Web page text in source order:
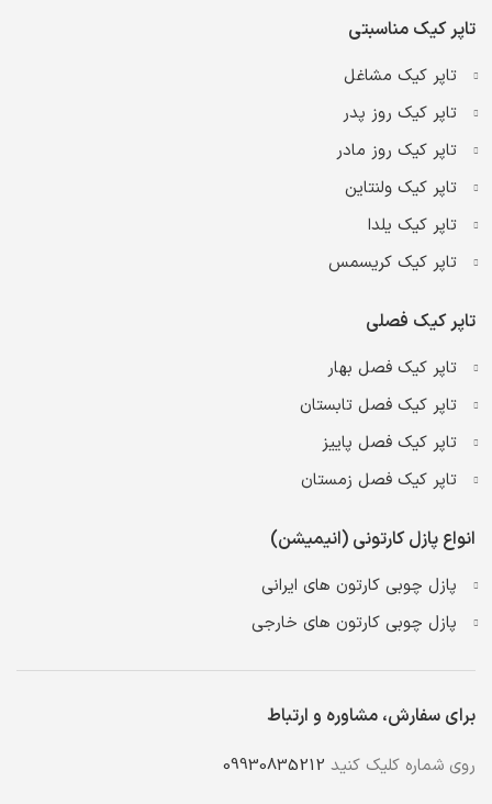
تاپر کیک مناسبتی
تاپر کیک مشاغل
تاپر کیک روز پدر
تاپر کیک روز مادر
تاپر کیک ولنتاین
تاپر کیک یلدا
تاپر کیک کریسمس
تاپر کیک فصلی
تاپر کیک فصل بهار
تاپر کیک فصل تابستان
تاپر کیک فصل پاییز
تاپر کیک فصل زمستان
انواع پازل کارتونی (انیمیشن)
پازل چوبی کارتون های ایرانی
پازل چوبی کارتون های خارجی
برای سفارش، مشاوره و ارتباط
روی شماره کلیک کنید 09930835212